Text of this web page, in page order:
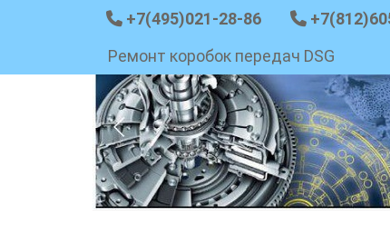
+7(495)021-28-86
Ремонт коробок передач DSG